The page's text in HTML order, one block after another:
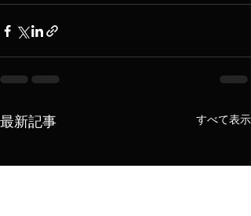
最新記事 すべて表示